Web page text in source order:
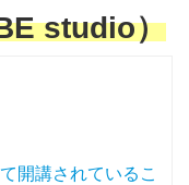
studio）
開講されているこ